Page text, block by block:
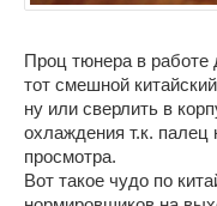
Проц тюнера в работе
тот смешной
ну или сверлить в
охлаждения т.к.
просмотра.
Вот такое чудо по